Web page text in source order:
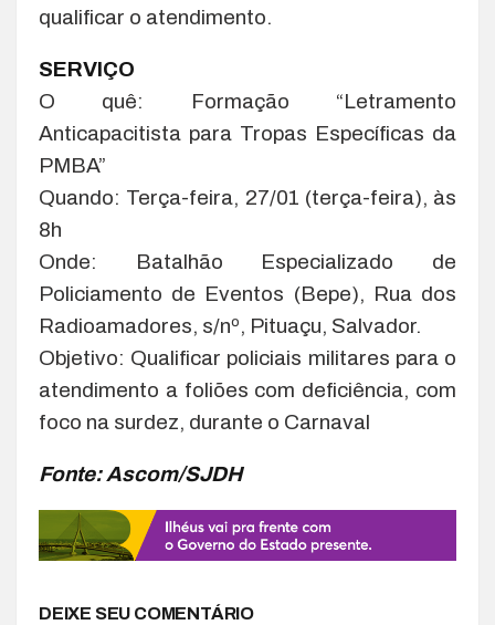
qualificar o atendimento.
SERVIÇO
O quê: Formação “Letramento
Anticapacitista para Tropas Específicas da
PMBA”
Quando: Terça-feira, 27/01 (terça-feira), às
8h
Onde: Batalhão Especializado de
Policiamento de Eventos (Bepe), Rua dos
Radioamadores, s/nº, Pituaçu, Salvador.
Objetivo: Qualificar policiais militares para o
atendimento a foliões com deficiência, com
foco na surdez, durante o Carnaval
Fonte: Ascom/SJDH
DEIXE SEU COMENTÁRIO